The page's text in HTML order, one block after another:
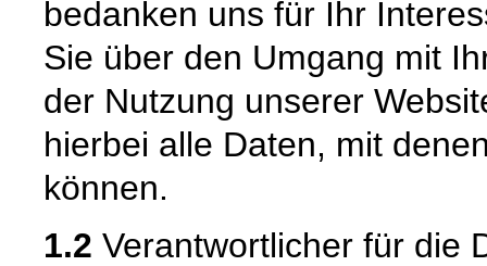
bedanken uns für Ihr
Sie über den Umgang mit
der Nutzung unserer
hierbei alle Daten, mit
können.
1.2 Verantwortlicher für die